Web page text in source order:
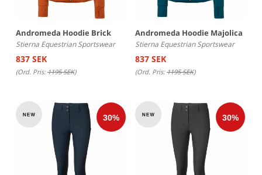
Andromeda Hoodie Brick
Stierna Equestrian Sportswear
837 SEK
(Ord. Pris:1195 SEK)
Andromeda Hoodie Majolica
Stierna Equestrian Sportswear
837 SEK
(Ord. Pris:1195 SEK)